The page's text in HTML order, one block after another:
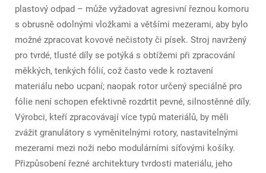
plastový odpad – může vyžadovat agresivní řeznou komoru
s obrusně odolnými vložkami a většími mezerami, aby bylo
možné zpracovat kovové nečistoty či písek. Stroj navržený
pro tvrdé, tlusté díly se potýká s obtížemi při zpracování
měkkých, tenkých fólií, což často vede k roztavení
materiálu nebo ucpaní; naopak rotor určený speciálně pro
fólie není schopen efektivně rozdrtit pevné, silnostěnné díly.
Výrobci, kteří zpracovávají více typů materiálů, by měli
zvážit granulátory s vyměnitelnými rotory, nastavitelnými
mezerami mezi noži nebo modulárními síťovými košíky.
Přizpůsobení řezné architektury tvrdosti materiálu, jeho